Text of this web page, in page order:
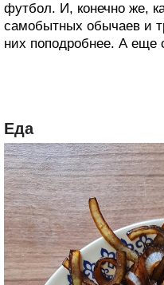
футбол. И, конечно же,
самобытных обычаев и
них поподробнее. А еще
Еда